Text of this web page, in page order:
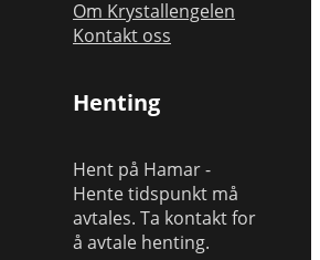
Om Krystallengelen
Kontakt oss
Henting
Hent på Hamar -
Hente tidspunkt må
avtales. Ta kontakt for
å avtale henting.